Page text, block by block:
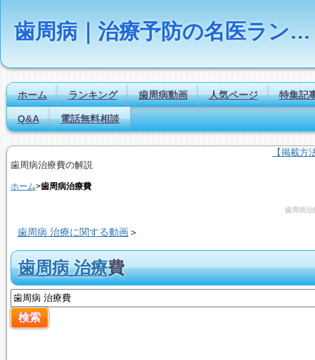
歯周病｜治療予防の名医ランキング【Dr.NAVI】
ホーム ランキング 歯周病動画 人気ページ 特集記
Q&A 電話無料相談
【掲載方
歯周病治療費の解説
ホーム>歯周病治療費
歯周病治
歯周病 治療に関する動画＞
歯周病 治療費